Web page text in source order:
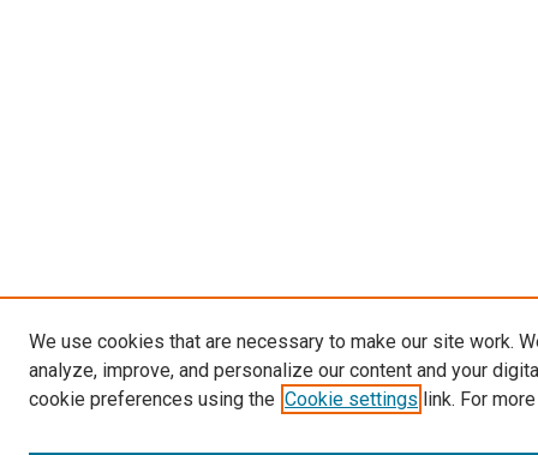
We use cookies that are necessary to make our site work.
analyze, improve, and personalize our content and your
cookie preferences using the Cookie settings link. For